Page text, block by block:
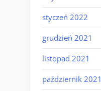
styczeń 2022
grudzień 2021
listopad 2021
październik 2021